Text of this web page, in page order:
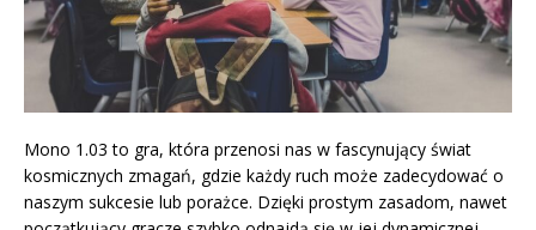
Mono 1.03 to gra, która przenosi nas w fascynujący świat
kosmicznych zmagań, gdzie każdy ruch może zadecydować o
naszym sukcesie lub porażce. Dzięki prostym zasadom, nawet